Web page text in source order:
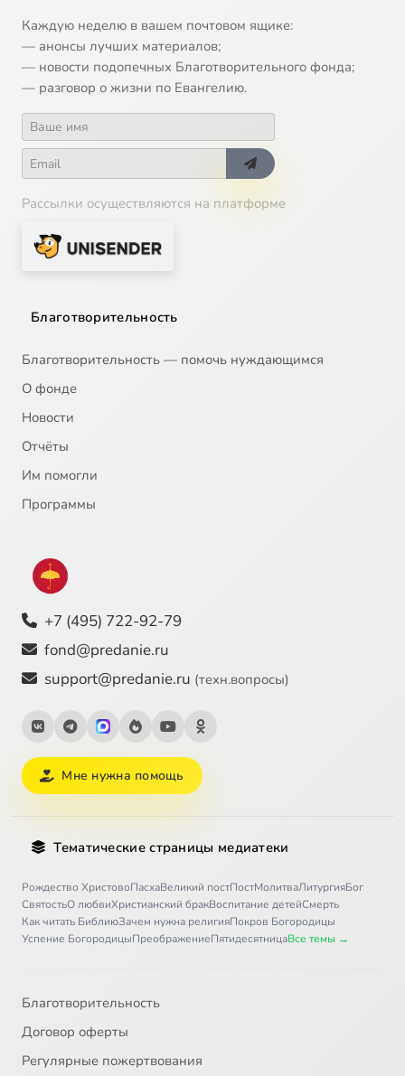
Каждую неделю в вашем почтовом ящике:
— анонсы лучших материалов;
— новости подопечных Благотворительного фонда;
— разговор о жизни по Евангелию.
Рассылки осуществляются на платформе
Благотворительность
Благотворительность — помочь нуждающимся
О фонде
Новости
Отчёты
Им помогли
Программы
+7 (495) 722-92-79
fond@predanie.ru
support@predanie.ru (техн.вопросы)
Мне нужна помощь
Тематические страницы медиатеки
Рождество ХристовоПасхаВеликий постПостМолитваЛитургияБог
СвятостьО любвиХристианский бракВоспитание детейСмерть
Как читать БиблиюЗачем нужна религияПокров Богородицы
Успение БогородицыПреображениеПятидесятницаВсе темы →
Благотворительность
Договор оферты
Регулярные пожертвования